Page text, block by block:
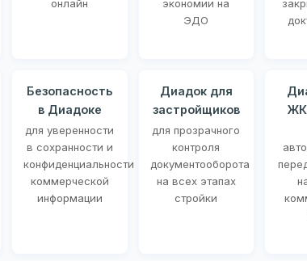
онлайн
экономии на
ЭДО
Безопасность
в Диадоке
для уверенности
в сохранности и
конфиденциальности
коммерческой
информации
Диадок для
застройщиков
для прозрачного
контроля
документооборота
на всех этапах
стройки